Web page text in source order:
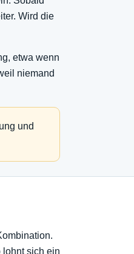
Wird die
etwa wenn
niemand
und
lohnt sich ein